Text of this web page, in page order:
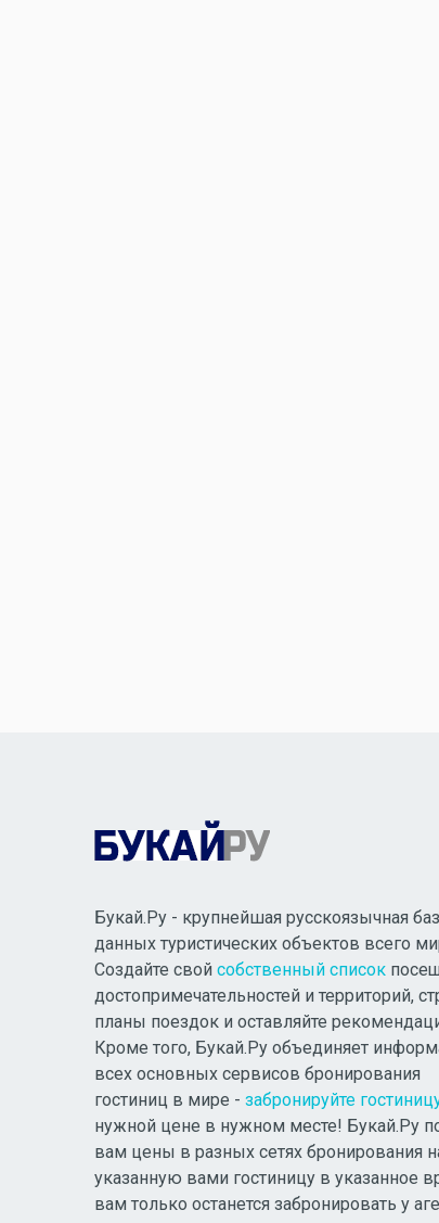
Букай.Ру - крупнейшая русскоязычная
данных туристических объектов всего
Создайте свой собственный список
достопримечательностей и территорий,
планы поездок и оставляйте
Кроме того, Букай.Ру объединяет
всех основных сервисов бронирования
гостиниц в мире - забронируйте
нужной цене в нужном месте! Букай.Ру
вам цены в разных сетях бронирования
указанную вами гостиницу в указанное
вам только останется забронировать у